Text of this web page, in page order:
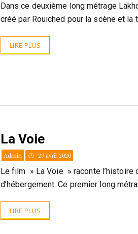
Dans ce deuxième long métrage
créé par Rouiched pour la scène et
LIRE PLUS
La Voie
Admin 29 avril 2020
Le film » La Voie » raconte l’histoire
d’hébergement. Ce premier long
LIRE PLUS